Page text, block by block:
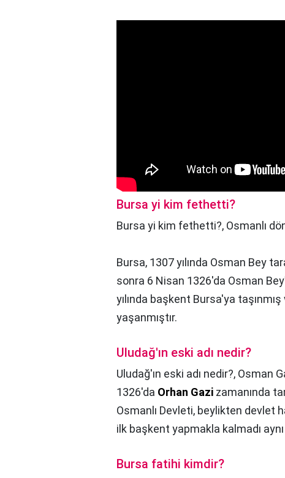
Bursa yi kim fethetti?
Bursa yi kim fethetti?, Osmanlı
Bursa, 1307 yılında Osman Bey
sonra 6 Nisan 1326'da Osman
yılında başkent Bursa'ya
yaşanmıştır.
Uludağ'ın eski adı nedir?
Uludağ'ın eski adı nedir?, Osman
1326'da Orhan Gazi zamanında
Osmanlı Devleti, beylikten devlet
ilk başkent yapmakla kalmadı
Bursa fatihi kimdir?